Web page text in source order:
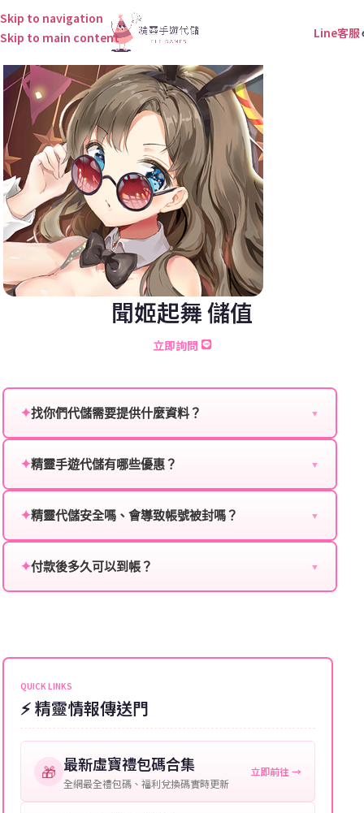
Skip to navigation
Skip to main content
Line客服
聞姬起舞 儲值
立即詢問
✦找你們代儲需要提供什麼資料？ ▼
服：
角色名稱：您遊戲中的角色名稱。
等級：角色的當前等級。
提供這些信息能幫助我們更快地處理您的代儲需求，確
保您盡享遊戲樂趣！
✦精靈手遊代儲有哪些優惠？ ▼
贈送、大額儲值優惠及節日限定活動，儲值最低6折
✦精靈代儲安全嗎、會導致帳號被封嗎？ ▼
單，不使用外掛程式、非法點數或異常儲值管道。您獲
✦付款後多久可以到帳？ ▼
可直接聯絡客服查詢訂單進度。
QUICK LINKS
⚡ 精靈情報傳送門
🎁 最新虛寶禮包碼合集
全網最全禮包碼、福利兌換碼實時更新
立即前往 →